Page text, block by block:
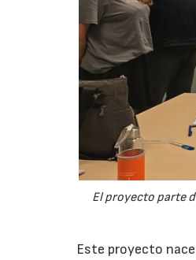
El proyecto parte
Este proyecto